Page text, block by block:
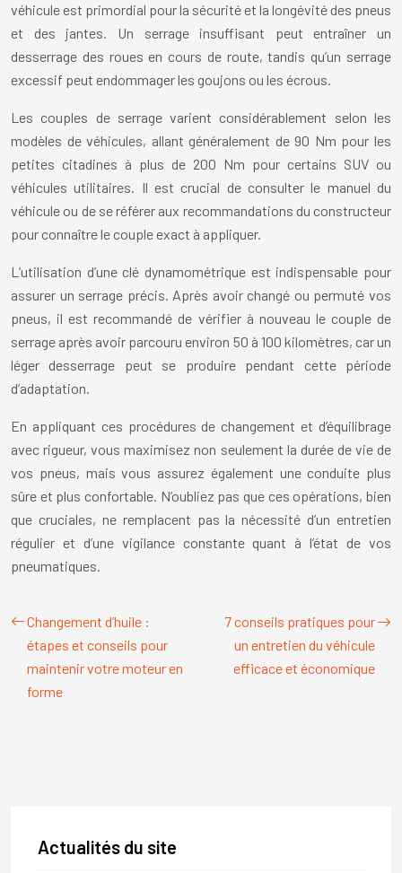
véhicule est primordial pour la sécurité et la longévité des pneus
et des jantes. Un serrage insuffisant peut entraîner un
desserrage des roues en cours de route, tandis qu’un serrage
excessif peut endommager les goujons ou les écrous.
Les couples de serrage varient considérablement selon les
modèles de véhicules, allant généralement de 90 Nm pour les
petites citadines à plus de 200 Nm pour certains SUV ou
véhicules utilitaires. Il est crucial de consulter le manuel du
véhicule ou de se référer aux recommandations du constructeur
pour connaître le couple exact à appliquer.
L’utilisation d’une clé dynamométrique est indispensable pour
assurer un serrage précis. Après avoir changé ou permuté vos
pneus, il est recommandé de vérifier à nouveau le couple de
serrage après avoir parcouru environ 50 à 100 kilomètres, car un
léger desserrage peut se produire pendant cette période
d’adaptation.
En appliquant ces procédures de changement et d’équilibrage
avec rigueur, vous maximisez non seulement la durée de vie de
vos pneus, mais vous assurez également une conduite plus
sûre et plus confortable. N’oubliez pas que ces opérations, bien
que cruciales, ne remplacent pas la nécessité d’un entretien
régulier et d’une vigilance constante quant à l’état de vos
pneumatiques.
Changement d’huile :
étapes et conseils pour
maintenir votre moteur en
forme
7 conseils pratiques pour
un entretien du véhicule
efficace et économique
Actualités du site